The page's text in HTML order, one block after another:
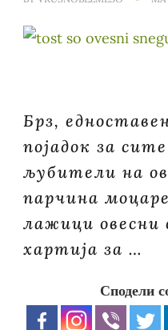
Брз,
појадок за
љубители на
парчина
лажици овесни
хартија за …
Сподели